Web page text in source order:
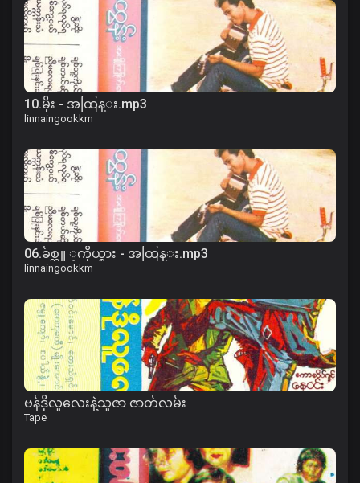
10.မိုး - အထြန္း.mp3
linnaingookkm
06.ခ်စ္သူ ့ကိုယ္စား - အထြန္း.mp3
linnaingookkm
ဗန်ဒိုလူလေးနဲ့သူဇာ ဇာတ်လမ်း
Tape